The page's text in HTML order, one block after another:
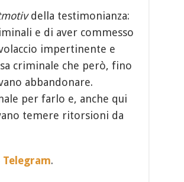
della testimonianza:
e di aver commesso
impertinente e
criminale che però, fino
abbandonare.
per farlo e, anche qui
temere ritorsioni da
.